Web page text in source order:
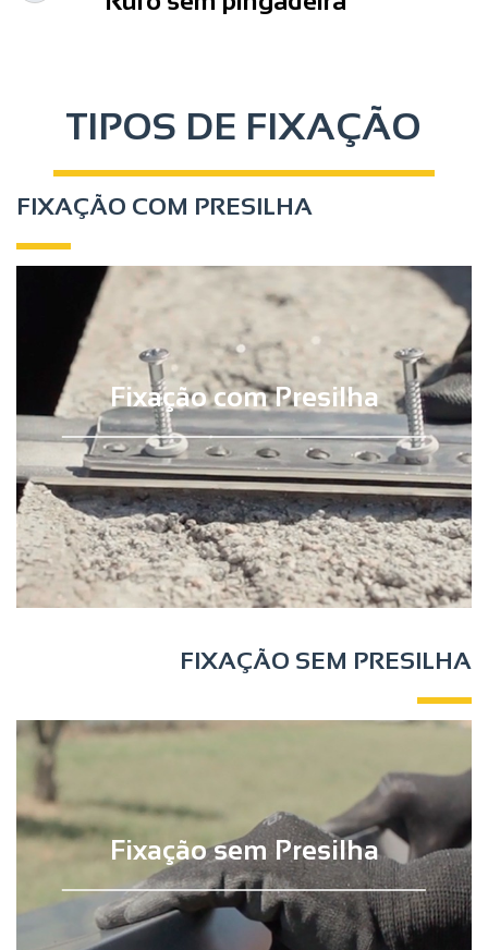
TIPOS DE FIXAÇÃO
FIXAÇÃO COM PRESILHA
Fixação com Presilha
FIXAÇÃO SEM PRESILHA
Fixação sem Presilha